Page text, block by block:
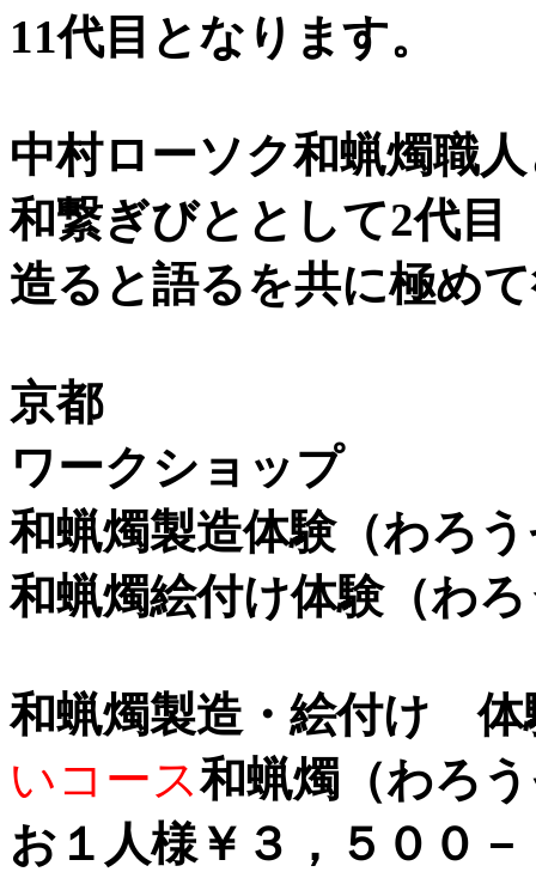
11代目となります。
中村ローソク和蝋燭職
和繋ぎびととして2代目
造ると語るを共に極め
京都
ワークショップ
和蝋燭製造体験（わろ
和蝋燭絵付け体験（わ
和蝋燭製造・絵付け 体
いコース和蝋燭（わ
お１人様￥３，